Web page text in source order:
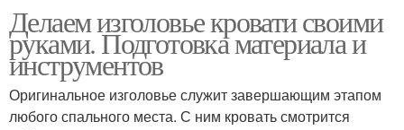
Делаем изголовье кровати своими
руками. Подготовка материала и
инструментов
Оригинальное изголовье служит завершающим этапом
любого спального места. С ним кровать смотрится